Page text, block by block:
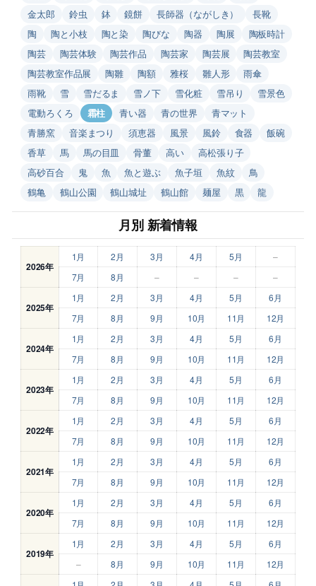
金太郎
鈴虫 鉢 鏡餅 長師器（ながしき）
長靴
陶
陶と小枝 陶と染 陶びな 陶器 陶展
陶板時計
陶芸
陶芸体験 陶芸作品 陶芸家 陶芸展
陶芸教室
陶芸教室作品展
陶雛 陶額 雅桜 雛人形
雨傘
雨靴
雪 雪だるま 雪ノ下 雪化粧 雪吊り
雪景色
電動ろくろ
霜柱 青い器 青の世界
青マット
青勝窯
音楽まつり 須恵器 風景 風鈴 食器
飯碗
香草
馬 馬の目皿 骨董 高い
高松張り子
高砂百合
鬼 魚 魚と遊ぶ 魚子垣 魚紋
鳥
鶴亀
鶴山公園 鶴山城址 鶴山館 麺屋 黒 龍
月別 新着情報
2026年
1月 2月 3月 4月 5月
–
7月
8月 – – – –
2025年
1月 2月 3月 4月 5月
6月
7月
8月 9月 10月 11月 12月
2024年
1月 2月 3月 4月 5月
6月
7月
8月 9月 10月 11月 12月
2023年
1月 2月 3月 4月 5月
6月
7月
8月 9月 10月 11月 12月
2022年
1月 2月 3月 4月 5月
6月
7月
8月 9月 10月 11月 12月
2021年
1月 2月 3月 4月 5月
6月
7月
8月 9月 10月 11月 12月
2020年
1月 2月 3月 4月 5月
6月
7月
8月 9月 10月 11月 12月
2019年
1月 2月 3月 4月 5月
6月
–
8月 9月 10月 11月 12月